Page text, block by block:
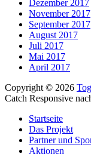
Dezember 2017
November 2017
September 2017
August 2017
Juli 2017
Mai 2017
April 2017
Copyright © 2026
Catch Responsive
oben
scrollen
Startseite
Das Projekt
Partner und
Aktionen